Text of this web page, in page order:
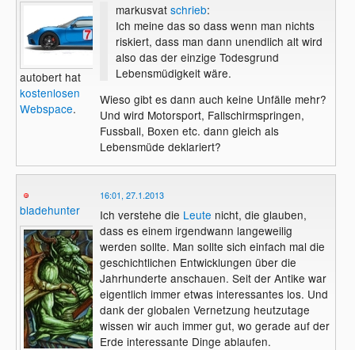
autobert hat
kostenlosen
Webspace.
markusvat schrieb:
Ich meine das so dass wenn man nichts
riskiert, dass man dann unendlich alt wird
also das der einzige Todesgrund
Lebensmüdigkeit wäre.
Wieso gibt es dann auch keine Unfälle mehr?
Und wird Motorsport, Fallschirmspringen,
Fussball, Boxen etc. dann gleich als
Lebensmüde deklariert?
bladehunter
16:01, 27.1.2013
Ich verstehe die Leute nicht, die glauben,
dass es einem irgendwann langeweilig
werden sollte. Man sollte sich einfach mal die
geschichtlichen Entwicklungen über die
Jahrhunderte anschauen. Seit der Antike war
eigentlich immer etwas interessantes los. Und
dank der globalen Vernetzung heutzutage
wissen wir auch immer gut, wo gerade auf der
Erde interessante Dinge ablaufen.